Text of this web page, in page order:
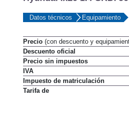
Datos técnicos Equipamiento
Precio (con descuento y
Descuento oficial
Precio sin impuestos
IVA
Impuesto de matriculación
Tarifa de